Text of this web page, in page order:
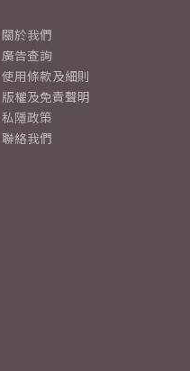
關於我們
廣告查詢
使用條款及細則
版權及免責聲明
私隱政策
聯絡我們